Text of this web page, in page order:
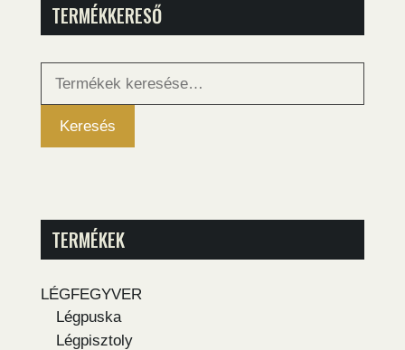
TERMÉKKERESŐ
Keresés
Keresés
TERMÉKEK
LÉGFEGYVER
Légpuska
Légpisztoly